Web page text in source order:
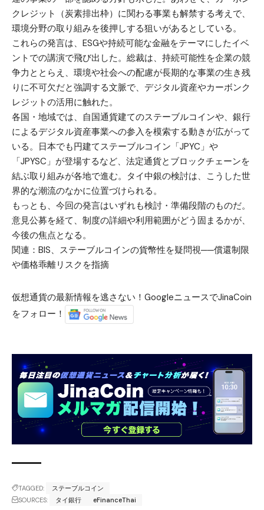
クレジット（炭素排出枠）に関わる事業も解禁する考えで、
環境分野の取り組みを後押しする狙いがあるとしている。
これらの発言は、ESGや持続可能な金融をテーマにしたイベ
ントでの講演で飛び出した。総裁は、持続可能性を企業の競
争力ととらえ、環境や社会への配慮が長期的な事業の生き残
りに不可欠だと強調する文脈で、デジタル資産やカーボンク
レジットの活用に触れた。
各国・地域では、自国通貨建てのステーブルコインや、銀行
によるデジタル資産事業への参入を模索する動きが広がって
いる。日本でも円建てステーブルコイン「JPYC」や
「JPYSC」が登場するなど、法定通貨とブロックチェーンを
結ぶ取り組みが各地で進む。タイ中銀の検討は、こうした世
界的な潮流のなかに位置づけられる。
もっとも、今回の発言はいずれも検討・準備段階のものだ。
意見公募を経て、制度の詳細や利用範囲がどう固まるかが、
今後の焦点となる。
関連： BIS、ステーブルコインの貨幣性を疑問視──償還制限
や価格乖離リスクを指摘
仮想通貨の最新情報を逃さない！GoogleニュースでJinaCoin
をフォロー！
TAGGED:
ステーブルコイン
SOURCES:
タイ銀行 eFinanceThai